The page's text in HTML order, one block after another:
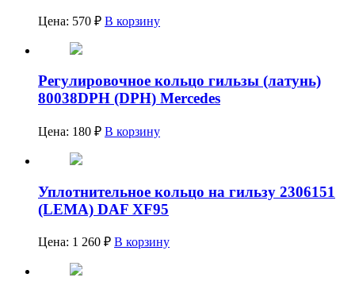
Цена: 570 ₽ В корзину
Регулировочное кольцо гильзы (латунь)
80038DPH (DPH) Mercedes
Цена: 180 ₽ В корзину
Уплотнительное кольцо на гильзу 2306151
(LEMA) DAF XF95
Цена: 1 260 ₽ В корзину